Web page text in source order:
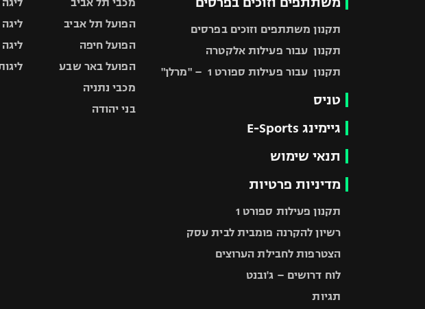
תקנון משתתפים וזוכים בפרסים
תקנון עבור פעילות אלקטרה
תקנון עבור פעילות ספורט 1 – "מרלן"
טניס
גיימינג E-Sports
תנאי שימוש
מדיניות פרטיות
תקנון פעילות ספורט 1
רשיון להקרנה פומבית לבית עסק
הצטרפות לחבילת הערוצים
לוח דרושים – ג'ובנט
תגיות
מכבי תל אביב
הפועל תל אביב
הפועל חיפה
הפועל באר שבע
מכבי נתניה
בני יהודה